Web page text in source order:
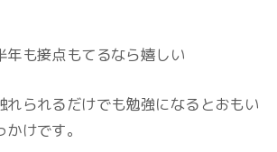
年も接点もてるなら嬉しい
れられるだけでも勉強になるとおもい
けです。